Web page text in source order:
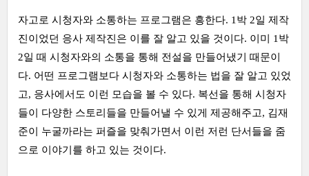
자고로 시청자와 소통하는 프로그램은 흥한다. 1박 2일 제작
진이었던 응사 제작진은 이를 잘 알고 있을 것이다. 이미 1박
2일 때 시청자와의 소통을 통해 전설을 만들어냈기 때문이
다. 어떤 프로그램보다 시청자와 소통하는 법을 잘 알고 있었
고, 응사에서도 이런 모습을 볼 수 있다. 복선을 통해 시청자
들이 다양한 스토리들을 만들어낼 수 있게 제공해주고, 김재
준이 누굴까라는 퍼즐을 맞춰가면서 이런 저런 단서들을 줌
으로 이야기를 하고 있는 것이다.